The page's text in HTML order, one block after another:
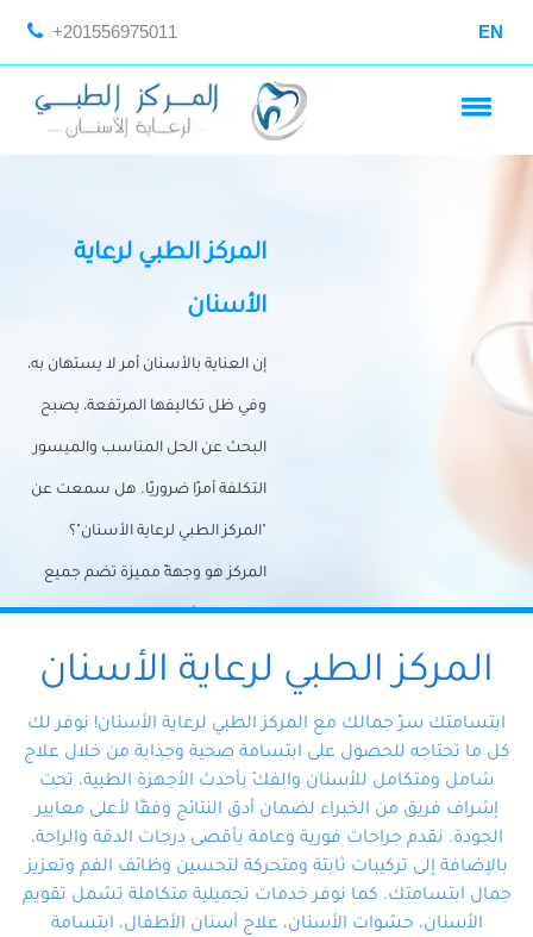
+201556975011 EN
المركز الطبي لرعاية
الأسنان
إن العناية بالأسنان أمر لا يستهان به،
وفي ظل تكاليفها المرتفعة، يصبح
البحث عن الحل المناسب والميسور
التكلفة أمرًا ضروريًا. هل سمعت عن
"المركز الطبي لرعاية الأسنان"؟
المركز هو وجهةً مميزة تضم جميع
احتياجات الأسنان تحت سقف واحد،
وتضمن لك حلاً شاملًا لجميع
المتخصص ذوي الخبرة، ستجد نفسك
في أيد أمينة تلبي احتياجاتك بكل
احترافية ودقة.
المركز الطبي لرعاية الأسنان
ابتسامتك سرّ جمالك مع المركز الطبي لرعاية الأسنان! نوفر لك
كل ما تحتاجه للحصول على ابتسامة صحية وجذابة من خلال علاج
شامل ومتكامل للأسنان والفكّ بأحدث الأجهزة الطبية، تحت
إشراف فريق من الخبراء لضمان أدق النتائج وفقًا لأعلى معايير
الجودة. نقدم جراحات فورية وعامة بأقصى درجات الدقة والراحة،
بالإضافة إلى تركيبات ثابتة ومتحركة لتحسين وظائف الفم وتعزيز
جمال ابتسامتك. كما نوفر خدمات تجميلية متكاملة تشمل تقويم
الأسنان، حشوات الأسنان، علاج أسنان الأطفال، ابتسامة